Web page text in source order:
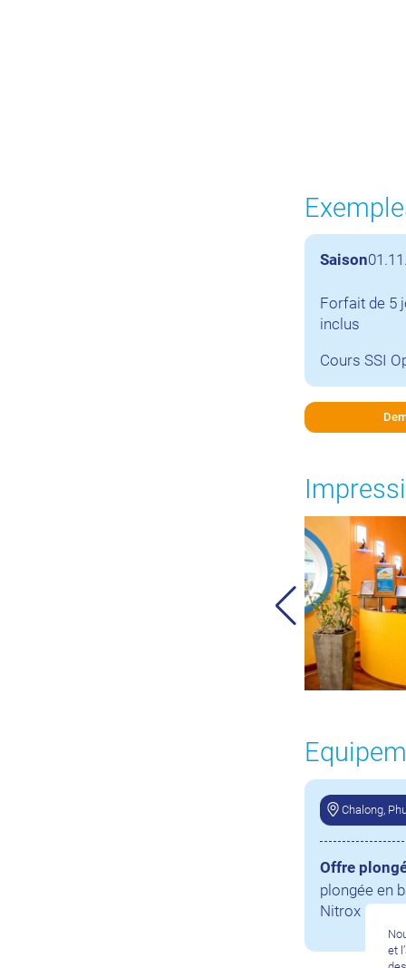
Saison
Forfait de 5
inclus
Cours SSI
Chalong,
Offre
plongée en
Nitrox
et